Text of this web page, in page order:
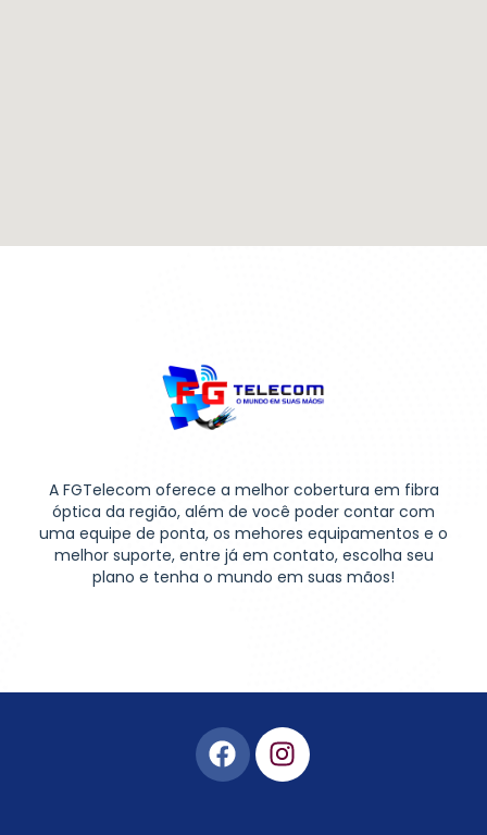
A FGTelecom oferece a melhor cobertura em fibra
óptica da região, além de você poder contar com
uma equipe de ponta, os mehores equipamentos e o
melhor suporte, entre já em contato, escolha seu
plano e tenha o mundo em suas mãos!